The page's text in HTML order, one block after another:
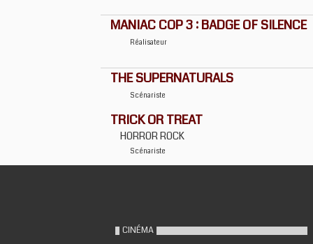
MANIAC COP 3 : BADGE OF SILENCE
Réalisateur
THE SUPERNATURALS
Scénariste
TRICK OR TREAT
HORROR ROCK
Scénariste
CINÉMA